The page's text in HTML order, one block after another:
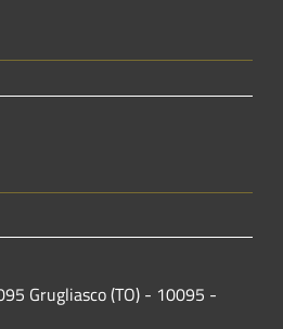
Grugliasco (TO) - 10095 -